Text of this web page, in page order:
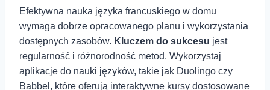
Efektywna⁢ nauka języka francuskiego w domu
wymaga dobrze ‍opracowanego planu i wykorzystania
dostępnych ⁣zasobów. Kluczem do sukcesu ⁣jest
⁤regularność‍ i różnorodność metod. Wykorzystaj
aplikacje do nauki języków, takie jak Duolingo czy
Babbel, które oferują interaktywne kursy dostosowane